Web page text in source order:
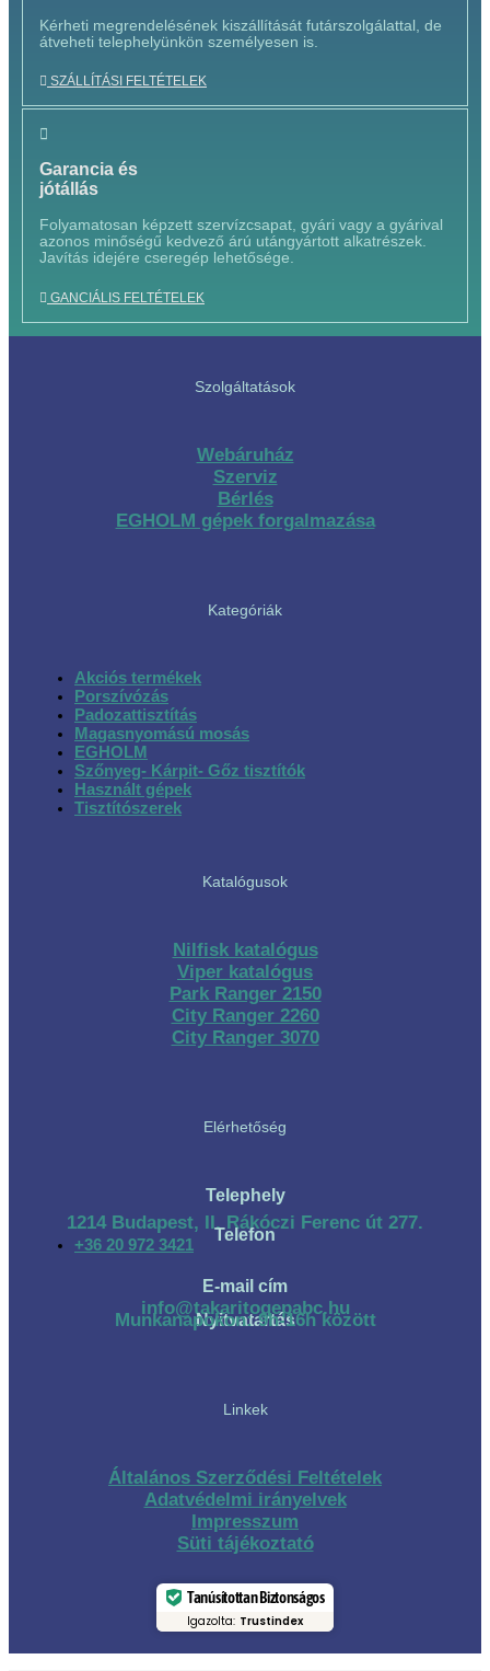
Kérheti megrendelésének kiszállítását futárszolgálattal, de
átveheti telephelyünkön személyesen is.
SZÁLLÍTÁSI FELTÉTELEK
Garancia és
jótállás
Folyamatosan képzett szervízcsapat, gyári vagy a gyárival
azonos minőségű kedvező árú utángyártott alkatrészek.
Javítás idejére cseregép lehetősége.
GANCIÁLIS FELTÉTELEK
Szolgáltatások
Webáruház
Szerviz
Bérlés
EGHOLM gépek forgalmazása
Kategóriák
Akciós termékek
Porszívózás
Padozattisztítás
Magasnyomású mosás
EGHOLM
Szőnyeg- Kárpit- Gőz tisztítók
Használt gépek
Tisztítószerek
Katalógusok
Nilfisk katalógus
Viper katalógus
Park Ranger 2150
City Ranger 2260
City Ranger 3070
Elérhetőség
Telephely
1214 Budapest, II. Rákóczi Ferenc út 277.
Telefon
+36 20 972 3421
E-mail cím
info@takaritogepabc.hu
Nyitvatartás
Munkanapokon: 9h-16h között
Linkek
Általános Szerződési Feltételek
Adatvédelmi irányelvek
Impresszum
Süti tájékoztató
Tanúsítottan Biztonságos
Igazolta: Trustindex